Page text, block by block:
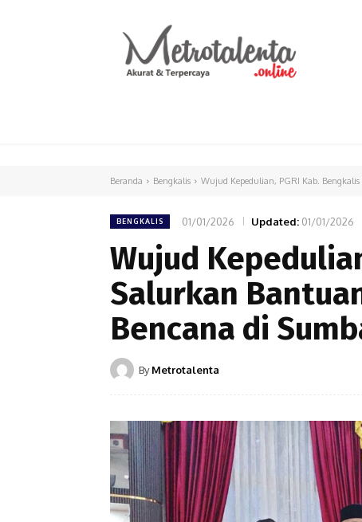
Beranda Bengkalis Wujud Kepedulian, PGRI Kab.
BENGKALIS 01/01/2026 Updated: 01/01/2026
Wujud
Salurkan
Bencana di
By Metrotalenta